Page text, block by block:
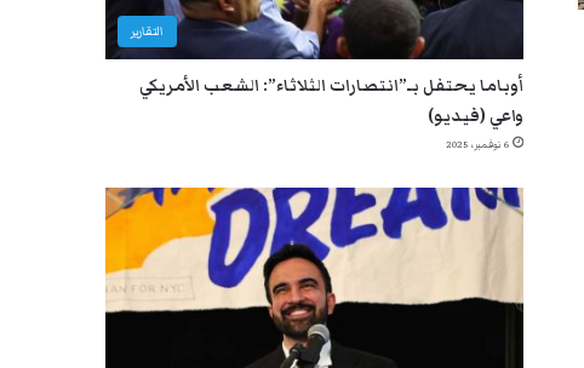
التقارير
أوباما يحتفل بـ”انتصارات الثلاثاء”: الشعب الأمريكي
واعي (فيديو)
6 نوفمبر، 2025